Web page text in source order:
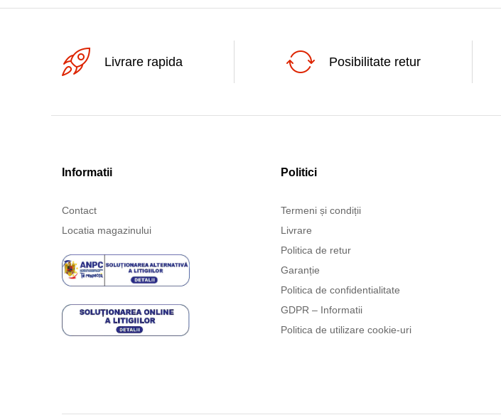
Livrare rapida Posibilitate retur
Informatii
Contact
Locatia magazinului
Politici
Termeni și condiții
Livrare
Politica de retur
Garanție
Politica de confidentialitate
GDPR – Informatii
Politica de utilizare cookie-uri